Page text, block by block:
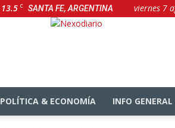
13.5 C SANTA FE, ARGENTINA viernes 7
POLÍTICA & ECONOMÍA INFO GENERAL